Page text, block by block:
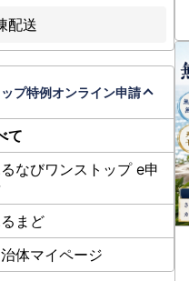
配送
プ特例オンライン申請
て
なびワンストップ e申
まど
体マイページ